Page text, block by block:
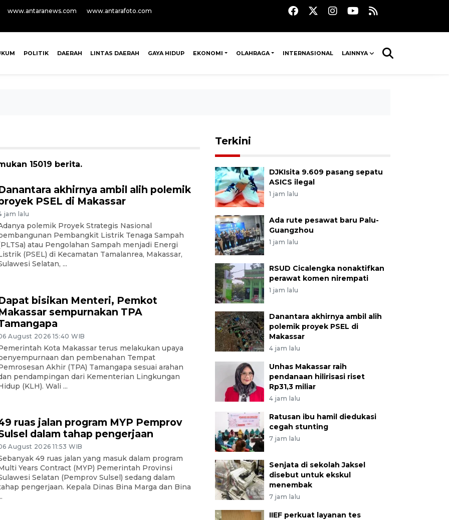
www.antaranews.com www.antarafoto.com
POLITIK DAERAH LINTAS DAERAH GAYA HIDUP EKONOMI OLAHRAGA INTERNASIONAL LAINNYA
15019 berita.
akhirnya ambil alih polemik
PSEL di Makassar
jam lalu
polemik Proyek Strategis Nasional
Pembangkit Listrik Tenaga Sampah
atau Pengolahan Sampah menjadi Energi
(PSEL) di Kecamatan Tamalanrea, Makassar,
Selatan, ...
bisikan Menteri, Pemkot
sempurnakan TPA
August 2026 15:40 WIB
Kota Makassar terus melakukan upaya
dan pembenahan Tempat
Akhir (TPA) Tamangapa sesuai arahan
pendampingan dari Kementerian Lingkungan
(KLH). Wali ...
ruas jalan program MYP Pemprov
dalam tahap pengerjaan
August 2026 11:53 WIB
49 ruas jalan yang masuk dalam program
Years Contract (MYP) Pemerintah Provinsi
Selatan (Pemprov Sulsel) sedang dalam
pengerjaan. Kepala Dinas Bina Marga dan Bina
Terkini
DJKIsita 9.609 pasang sepatu
ASICS ilegal
1 jam lalu
Ada rute pesawat baru Palu-
Guangzhou
1 jam lalu
RSUD Cicalengka nonaktifkan
perawat komen nirempati
1 jam lalu
Danantara akhirnya ambil alih
polemik proyek PSEL di
Makassar
4 jam lalu
Unhas Makassar raih
pendanaan hilirisasi riset
Rp31,3 miliar
4 jam lalu
Ratusan ibu hamil diedukasi
cegah stunting
7 jam lalu
Senjata di sekolah Jaksel
disebut untuk ekskul
menembak
7 jam lalu
IIEF perkuat layanan tes